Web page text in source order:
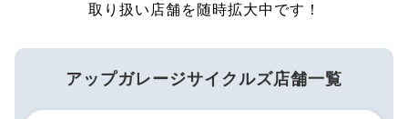
取り扱い店舗を随時拡大中です！
アップガレージサイクルズ店舗一覧